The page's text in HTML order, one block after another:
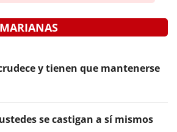
y tienen que mantenerse
se castigan a sí mismos